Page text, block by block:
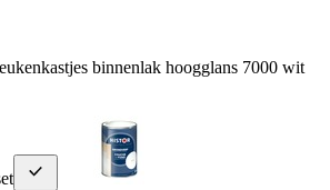
binnenlak hoogglans 7000 wit